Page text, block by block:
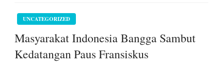
UNCATEGORIZED
Masyarakat Indonesia Bangga Sambut
Kedatangan Paus Fransiskus